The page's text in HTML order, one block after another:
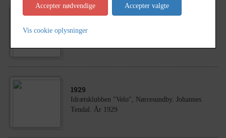
1925
Idrætsklubben "Velo", Nørresundby. Fodbold.
1929
Idrætsklubben "Velo", Nørresundby. Johannes
Tendal. År 1929
Accepter nødvendige Accepter valgte
Vis cookie oplysninger